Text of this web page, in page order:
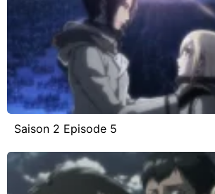
Saison 2 Episode 5